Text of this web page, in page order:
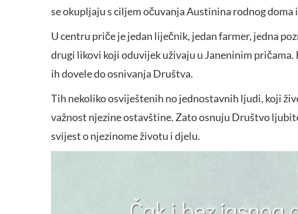
se okupljaju s ciljem očuvanja Austinina rodnog doma
U centru priče je jedan liječnik, jedan farmer, jedna
drugi likovi koji oduvijek uživaju u Janeninim
ih dovele do osnivanja Društva.
Tih nekoliko osviještenih no jednostavnih ljudi, koji
važnost njezine ostavštine. Zato osnuju Društvo
svijest o njezinome životu i djelu.